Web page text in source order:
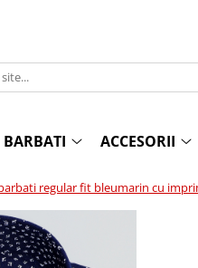
ACCESORII
regular fit bleumarin cu